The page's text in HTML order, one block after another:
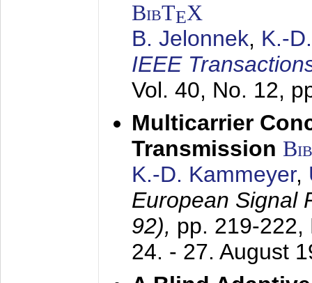
BibTEX
B. Jelonnek, K.-
IEEE
Vol. 40, No. 12,
Multicarrier
Transmission
K.-D. Kammeyer,
European Signal
92), pp. 219-222,
24. - 27. August